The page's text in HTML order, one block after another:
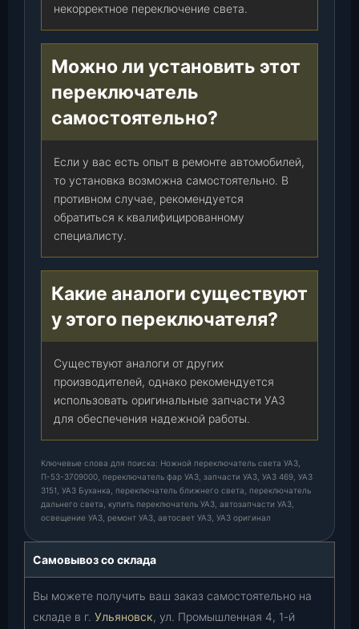
некорректное переключение света.
Можно ли установить этот
переключатель
самостоятельно?
Если у вас есть опыт в ремонте автомобилей,
то установка возможна самостоятельно. В
противном случае, рекомендуется
обратиться к квалифицированному
специалисту.
Какие аналоги существуют
у этого переключателя?
Существуют аналоги от других
производителей, однако рекомендуется
использовать оригинальные запчасти УАЗ
для обеспечения надежной работы.
Ключевые слова для поиска: Ножной переключатель света УАЗ,
П-53-3709000, переключатель фар УАЗ, запчасти УАЗ, УАЗ 469, УАЗ
3151, УАЗ Буханка, переключатель ближнего света, переключатель
дальнего света, купить переключатель УАЗ, автозапчасти УАЗ,
освещение УАЗ, ремонт УАЗ, автосвет УАЗ, УАЗ оригинал
Самовывоз со склада
Вы можете получить ваш заказ самостоятельно на
складе в г. Ульяновск, ул. Промышленная 4, 1-й